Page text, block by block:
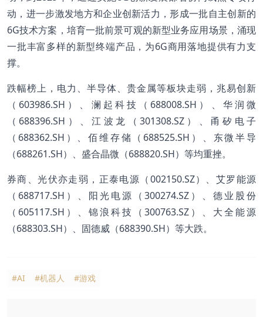
动，进一步激发地方和企业创新活力，形成一批自主创新的
6G技术方案，培育一批前景可观的新型业务应用场景，涌现
一批丰富多样的新型终端产品，为6G商用落地提供有力支
撑。
跌幅榜上，电力、半导体、贵金属等板块走弱，兆易创新
（603986.SH）、澜起科技（688008.SH）、华润微
（688396.SH）、江波龙（301308.SZ）、甬矽电子
（688362.SH）、佰维存储（688525.SH）、东微半导
（688261.SH）、盛合晶微（688820.SH）等均重挫。
券商、光伏亦走弱，正泰电源（002150.SZ）、艾罗能源
（688717.SH）、阳光电源（300274.SZ）、德业股份
（605117.SH）、锦浪科技（300763.SZ）、大全能源
（688303.SH）、固德威（688390.SH）等大跌。
#AI #机器人 #游戏